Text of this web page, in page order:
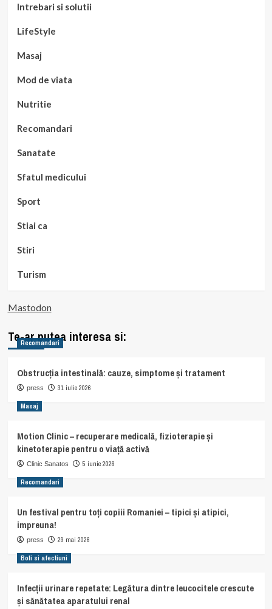
Intrebari si solutii
LifeStyle
Masaj
Mod de viata
Nutritie
Recomandari
Sanatate
Sfatul medicului
Sport
Stiai ca
Stiri
Turism
Mastodon
Te-ar putea interesa si:
Recomandari
Obstrucția intestinală: cauze, simptome și tratament
press 31 iulie 2026
Masaj
Motion Clinic – recuperare medicală, fizioterapie și
kinetoterapie pentru o viață activă
Clinic Sanatos 5 iunie 2026
Recomandari
Un festival pentru toți copiii Romaniei – tipici și atipici,
impreuna!
press 29 mai 2026
Boli si afectiuni
Infecții urinare repetate: Legătura dintre leucocitele crescute
și sănătatea aparatului renal